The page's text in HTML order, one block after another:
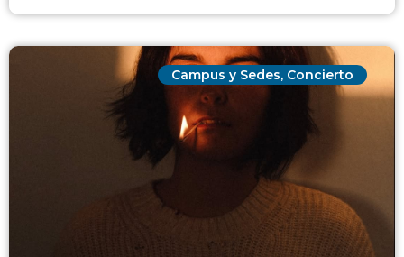
Campus y Sedes, Concierto